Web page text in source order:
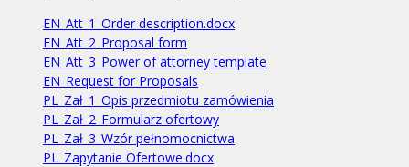
EN_Att_1_Order description.docx
EN_Att_2_Proposal form
EN_Att_3_Power of attorney template
EN_Request for Proposals
PL_Zał_1_Opis przedmiotu zamówienia
PL_Zał_2_Formularz ofertowy
PL_Zał_3_Wzór pełnomocnictwa
PL_Zapytanie Ofertowe.docx